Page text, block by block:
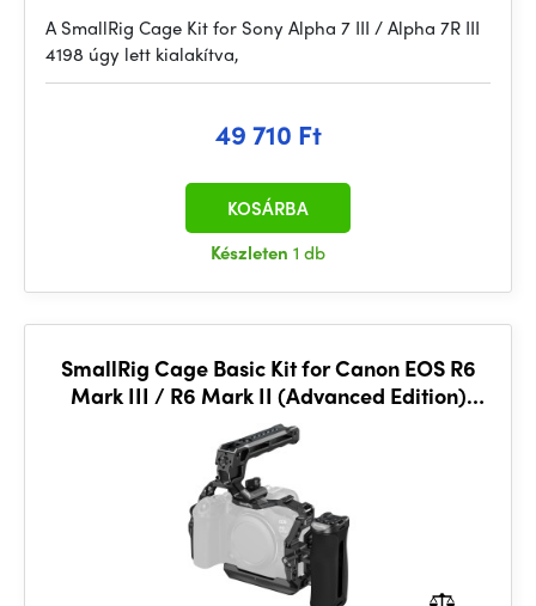
A SmallRig Cage Kit for Sony Alpha 7 III / Alpha 7R III
4198 úgy lett kialakítva,
49 710 Ft
Készleten 1 db
KOSÁRBA
SmallRig Cage Basic Kit for Canon EOS R6
Mark III / R6 Mark II (Advanced Edition)
5956